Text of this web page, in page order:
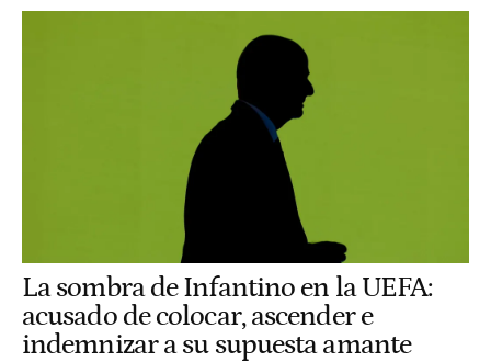
La sombra de Infantino en la UEFA:
acusado de colocar, ascender e
indemnizar a su supuesta amante